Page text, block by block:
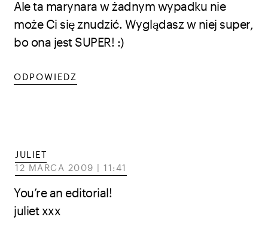
Ale ta marynara w żadnym wypadku nie
może Ci się znudzić. Wyglądasz w niej super,
bo ona jest SUPER! :)
ODPOWIEDZ
JULIET
12 MARCA 2009 | 11:41
You’re an editorial!
juliet xxx